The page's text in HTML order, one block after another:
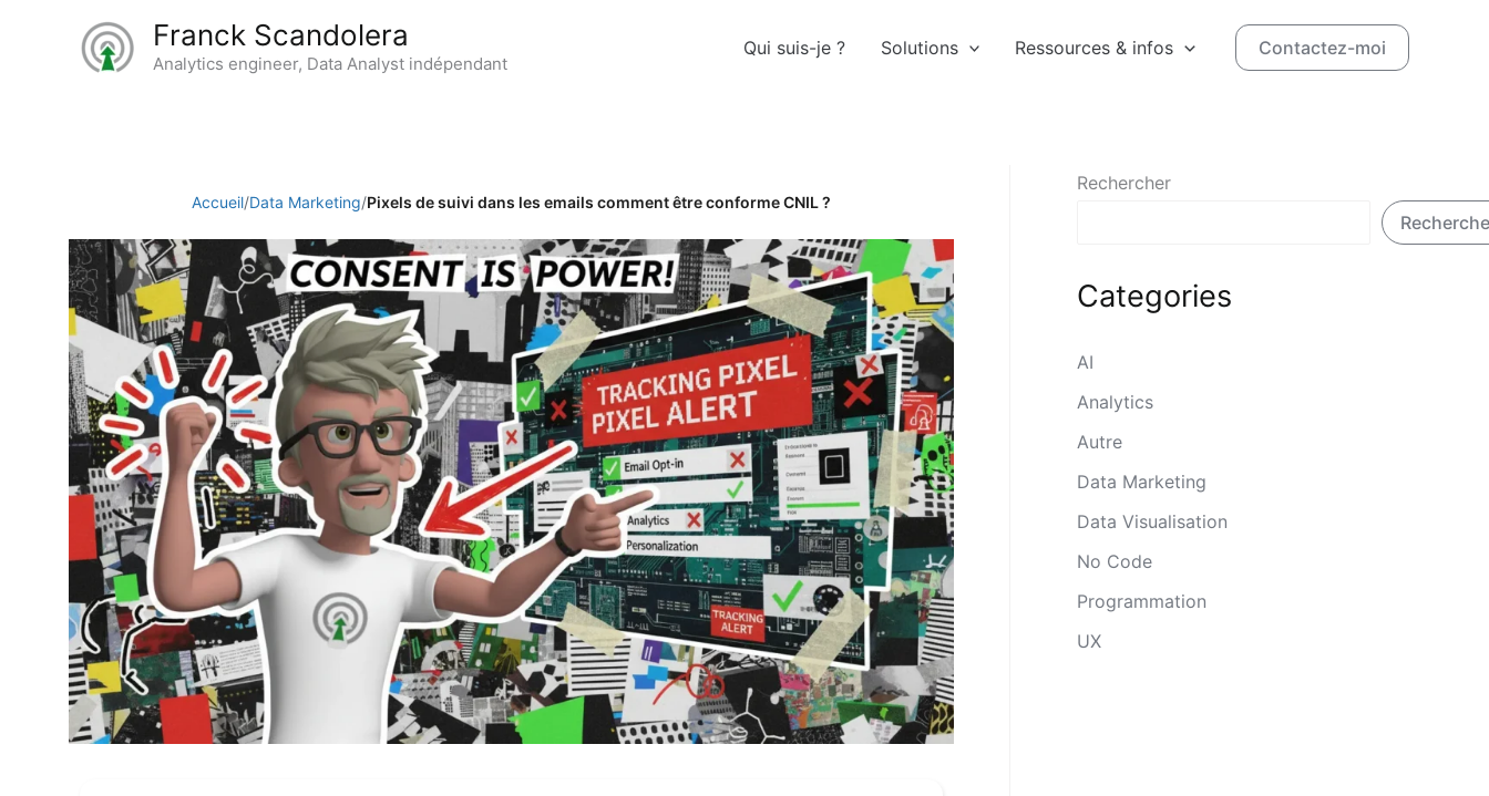
Franck Scandolera
Analytics engineer, Data Analyst indépendant
Qui suis-je ? Solutions Ressources & infos Contactez-moi
Accueil/Data Marketing/Pixels de suivi dans les emails comment être conforme CNIL ?
Rechercher
Categories
AI
Analytics
Autre
Data Marketing
Data Visualisation
No Code
Programmation
UX